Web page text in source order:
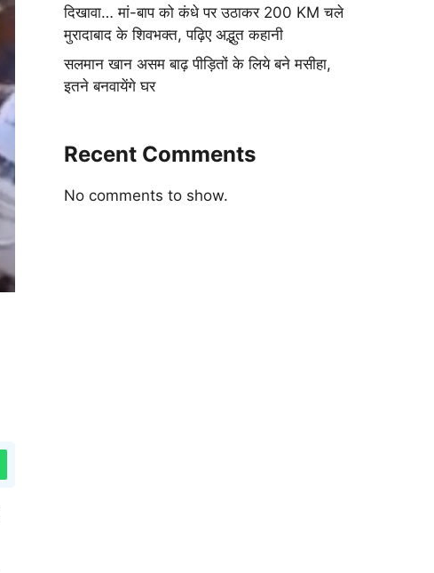
दिखावा… मां-बाप को कंधे पर उठाकर 200 KM चले
मुरादाबाद के शिवभक्त, पढ़िए अद्भुत कहानी
सलमान खान असम बाढ़ पीड़ितों के लिये बने मसीहा,
इतने बनवायेंगे घर
Recent Comments
No comments to show.